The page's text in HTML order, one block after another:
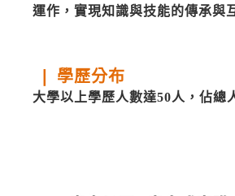
運作，實現知識與技能的傳承與
❘ 學歷分布
大學以上學歷人數達50人，佔總